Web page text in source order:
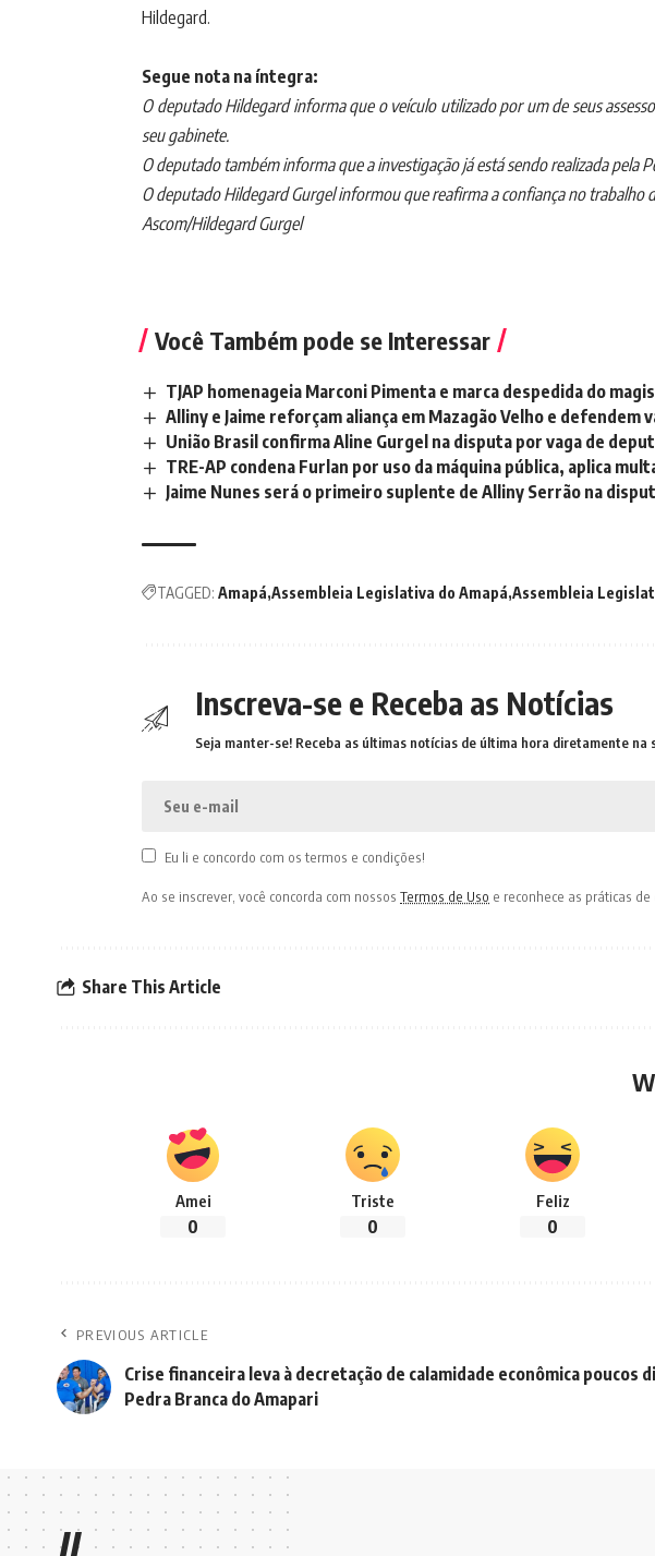
Hildegard.
Segue nota na íntegra:
O deputado Hildegard informa que o veículo utilizado por um de seus
seu gabinete.
O deputado também informa que a investigação já está sendo realizada pela
O deputado Hildegard Gurgel informou que reafirma a confiança no trabalho
Ascom/Hildegard Gurgel
Você Também pode se Interessar
TJAP homenageia Marconi Pimenta e marca despedida do
Alliny e Jaime reforçam aliança em Mazagão Velho e defendem
União Brasil confirma Aline Gurgel na disputa por vaga de
TRE-AP condena Furlan por uso da máquina pública, aplica
Jaime Nunes será o primeiro suplente de Alliny Serrão na
TAGGED: Amapá Assembleia Legislativa do Amapá Assembleia
Inscreva-se e Receba as Notícias
Seja manter-se! Receba as últimas notícias de última hora diretamente na
Eu li e concordo com os termos e condições!
Ao se inscrever, você concorda com nossos Termos de Uso e reconhece as práticas
Share This Article
Amei
0
Triste
0
Feliz
0
PREVIOUS ARTICLE
Crise financeira leva à decretação de calamidade econômica poucos
Pedra Branca do Amapari